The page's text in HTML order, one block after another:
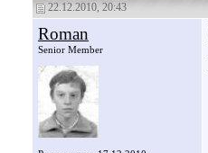
22.12.2010, 20:43
Roman
Senior Member